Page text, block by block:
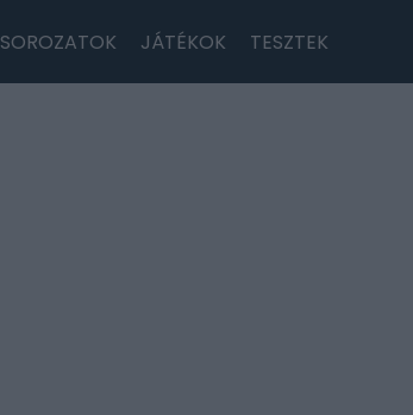
SOROZATOK JÁTÉKOK TESZTEK